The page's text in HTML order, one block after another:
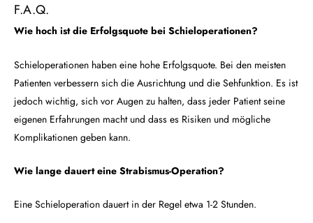
F.A.Q.
Wie hoch ist die Erfolgsquote bei Schieloperationen?
Schieloperationen haben eine hohe Erfolgsquote. Bei den meisten
Patienten verbessern sich die Ausrichtung und die Sehfunktion. Es ist
jedoch wichtig, sich vor Augen zu halten, dass jeder Patient seine
eigenen Erfahrungen macht und dass es Risiken und mögliche
Komplikationen geben kann.
Wie lange dauert eine Strabismus-Operation?
Eine Schieloperation dauert in der Regel etwa 1-2 Stunden.